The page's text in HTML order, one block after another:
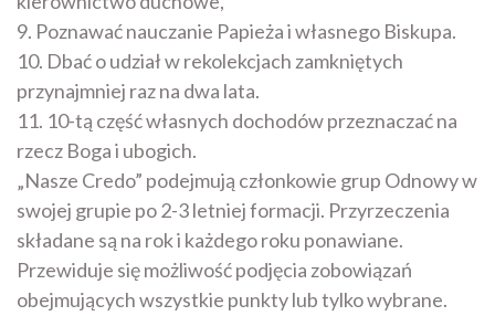
9. Poznawać nauczanie Papieża i własnego Biskupa.
10. Dbać o udział w rekolekcjach zamkniętych
przynajmniej raz na dwa lata.
11. 10-tą część własnych dochodów przeznaczać na
rzecz Boga i ubogich.
„Nasze Credo” podejmują członkowie grup Odnowy w
swojej grupie po 2-3 letniej formacji. Przyrzeczenia
składane są na rok i każdego roku ponawiane.
Przewiduje się możliwość podjęcia zobowiązań
obejmujących wszystkie punkty lub tylko wybrane.